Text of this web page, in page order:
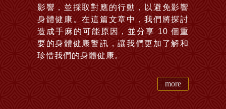
影響，並採取對應的行動，以避免影響
身體健康。在這篇文章中，我們將探討
造成手麻的可能原因，並分享 10 個重
要的身體健康警訊，讓我們更加了解和
珍惜我們的身體健康。
more